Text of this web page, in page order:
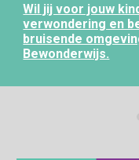
Wil jij voor jouw
verwondering en
bruisende
Bewonderwijs.